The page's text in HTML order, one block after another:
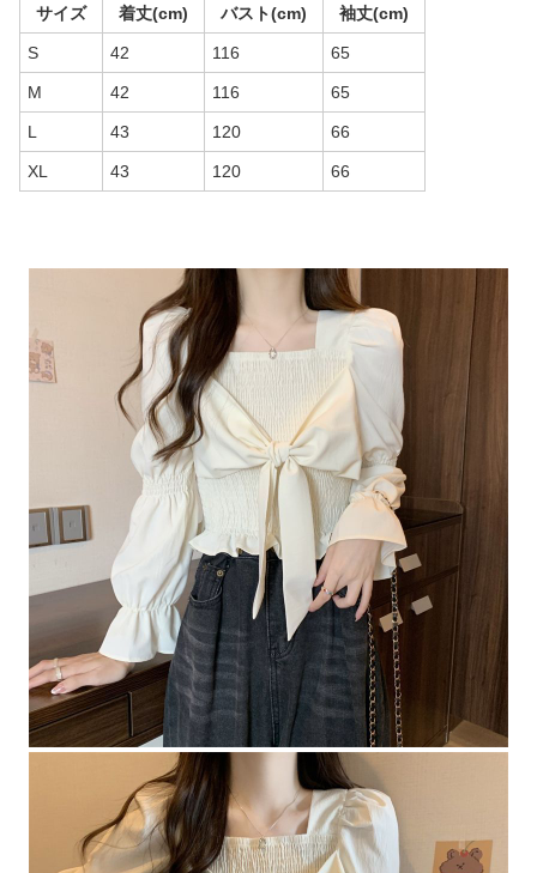
サイズ 着丈(cm) バスト(cm) 袖丈(cm)
S 42 116 65
M 42 116 65
L 43 120 66
XL 43 120 66